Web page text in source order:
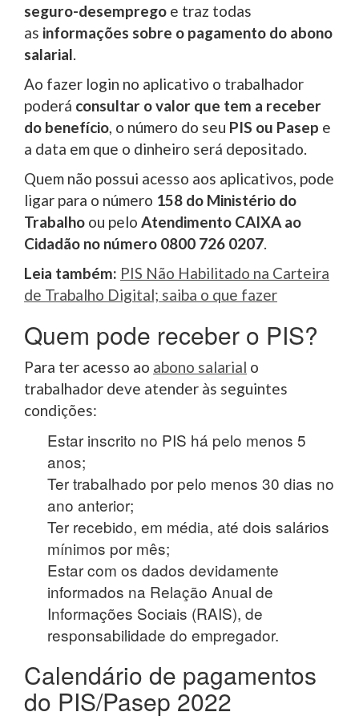
seguro-desemprego e traz todas
as informações sobre o pagamento do abono
salarial.
Ao fazer login no aplicativo o trabalhador
poderá consultar o valor que tem a receber
do benefício, o número do seu PIS ou Pasep e
a data em que o dinheiro será depositado.
Quem não possui acesso aos aplicativos, pode
ligar para o número 158 do Ministério do
Trabalho ou pelo Atendimento CAIXA ao
Cidadão no número 0800 726 0207.
Leia também: PIS Não Habilitado na Carteira
de Trabalho Digital; saiba o que fazer
Quem pode receber o PIS?
Para ter acesso ao abono salarial o
trabalhador deve atender às seguintes
condições:
Estar inscrito no PIS há pelo menos 5
anos;
Ter trabalhado por pelo menos 30 dias no
ano anterior;
Ter recebido, em média, até dois salários
mínimos por mês;
Estar com os dados devidamente
informados na Relação Anual de
Informações Sociais (RAIS), de
responsabilidade do empregador.
Calendário de pagamentos
do PIS/Pasep 2022